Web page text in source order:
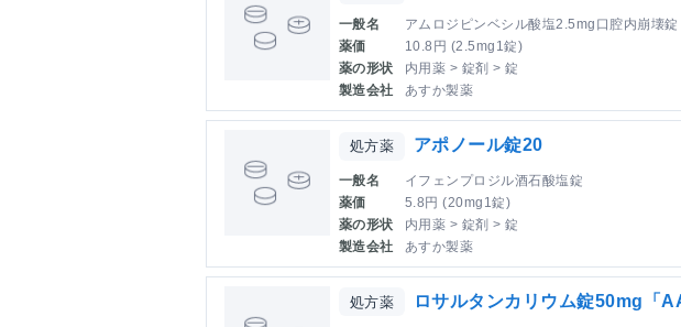
一般名
アムロジピンベシル酸塩2.5mg口腔内崩壊錠
薬価
10.8円 (2.5mg1錠)
薬の形状
内用薬 > 錠剤 > 錠
製造会社
あすか製薬
処方薬 アポノール錠20
一般名
イフェンプロジル酒石酸塩錠
薬価
5.8円 (20mg1錠)
薬の形状
内用薬 > 錠剤 > 錠
製造会社
あすか製薬
処方薬 ロサルタンカリウム錠50mg「